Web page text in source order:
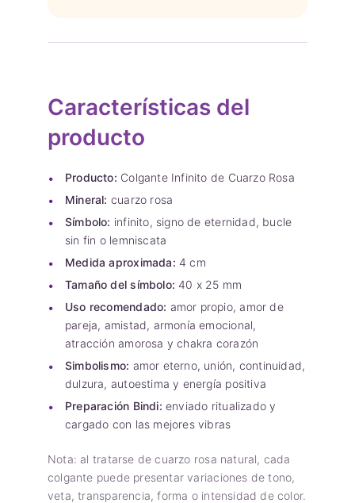
Características del
producto
Producto: Colgante Infinito de Cuarzo Rosa
Mineral: cuarzo rosa
Símbolo: infinito, signo de eternidad, bucle
sin fin o lemniscata
Medida aproximada: 4 cm
Tamaño del símbolo: 40 x 25 mm
Uso recomendado: amor propio, amor de
pareja, amistad, armonía emocional,
atracción amorosa y chakra corazón
Simbolismo: amor eterno, unión, continuidad,
dulzura, autoestima y energía positiva
Preparación Bindi: enviado ritualizado y
cargado con las mejores vibras
Nota: al tratarse de cuarzo rosa natural, cada
colgante puede presentar variaciones de tono,
veta, transparencia, forma o intensidad de color.